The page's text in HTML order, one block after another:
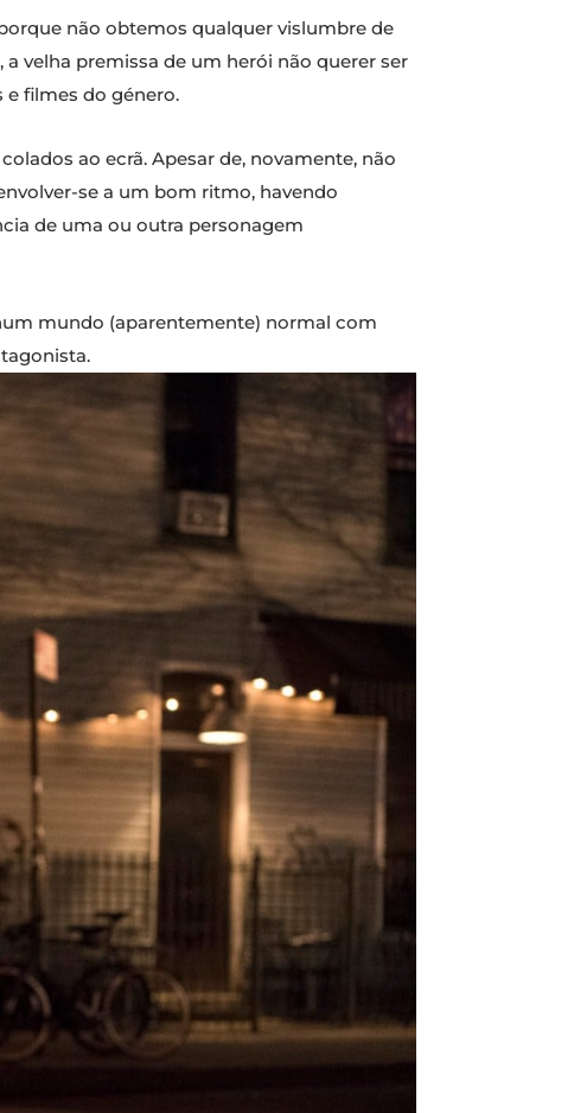
não obtemos qualquer vislumbre de
velha premissa de um herói não querer ser
filmes do género.
ao ecrã. Apesar de, novamente, não
se a um bom ritmo, havendo
de uma ou outra personagem
mundo (aparentemente) normal com